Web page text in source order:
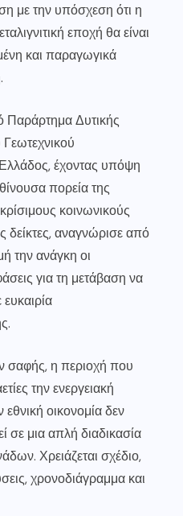
με την υπόσχεση ότι η
εποχή θα είναι
και παραγωγικά
Παράρτημα Δυτικής
έχοντας υπόψη
πορεία της
κοινωνικούς
δείκτες, αναγνώρισε από
την ανάγκη οι
για τη μετάβαση να
σαφής, η περιοχή που
την ενεργειακή
εθνική οικονομία δεν
σε μια απλή διαδικασία
Χρειάζεται σχέδιο,
χρονοδιάγραμμα και